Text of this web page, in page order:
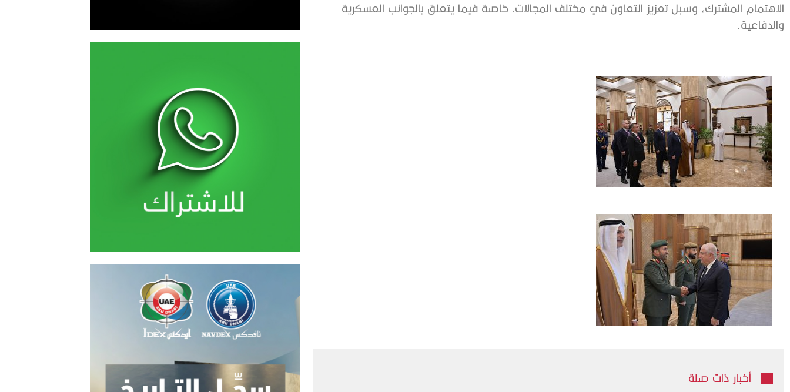
الاهتمام المشترك، وسبل تعزيز التعاون في مختلف المجالات, خاصة فيما يتعلق بالجوانب العسكرية
والدفاعية.
أخبار ذات صلة